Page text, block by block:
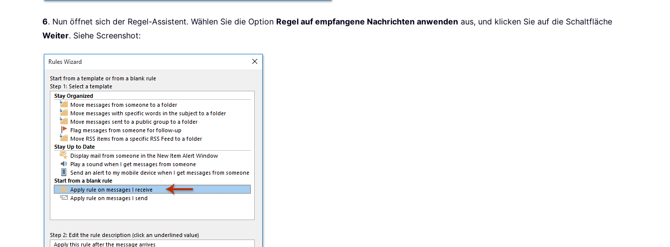
6. Nun öffnet sich der Regel-Assistent. Wählen Sie die Option Regel auf empfangene Nachrichten anwenden aus, und klicken Sie auf die Schaltfläche
Weiter. Siehe Screenshot: